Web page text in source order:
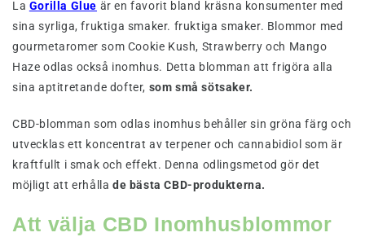
La Gorilla Glue är en favorit bland kräsna konsumenter med
sina syrliga, fruktiga smaker. fruktiga smaker. Blommor med
gourmetaromer som Cookie Kush, Strawberry och Mango
Haze odlas också inomhus. Detta blomman att frigöra alla
sina aptitretande dofter, som små sötsaker.
CBD-blomman som odlas inomhus behåller sin gröna färg och
utvecklas ett koncentrat av terpener och cannabidiol som är
kraftfullt i smak och effekt. Denna odlingsmetod gör det
möjligt att erhålla de bästa CBD-produkterna.
Att välja CBD Inomhusblommor